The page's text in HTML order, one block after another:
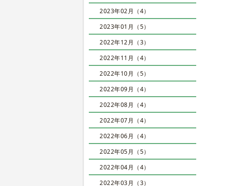
2023年02月（4）
2023年01月（5）
2022年12月（3）
2022年11月（4）
2022年10月（5）
2022年09月（4）
2022年08月（4）
2022年07月（4）
2022年06月（4）
2022年05月（5）
2022年04月（4）
2022年03月（3）